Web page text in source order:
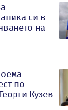
си в
на
по
Кузев